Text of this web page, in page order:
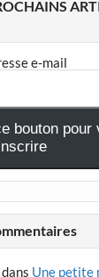
e-mail
bouton pour
Une petite